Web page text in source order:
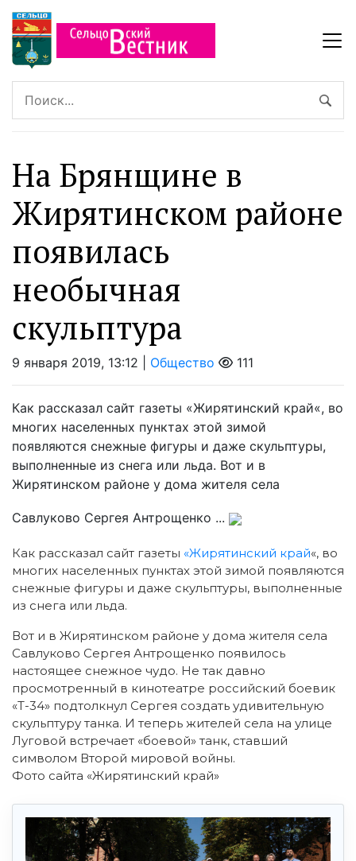
На Брянщине в
Жирятинском районе
появилась
необычная
скульптура
9 января 2019, 13:12 | Общество 111
Как рассказал сайт газеты «Жирятинский край«, во
многих населенных пунктах этой зимой
появляются снежные фигуры и даже скульптуры,
выполненные из снега или льда. Вот и в
Жирятинском районе у дома жителя села
Савлуково Сергея Антрощенко ...
Как рассказал сайт газеты «Жирятинский край«, во
многих населенных пунктах этой зимой появляются
снежные фигуры и даже скульптуры, выполненные
из снега или льда.
Вот и в Жирятинском районе у дома жителя села
Савлуково Сергея Антрощенко появилось
настоящее снежное чудо. Не так давно
просмотренный в кинотеатре российский боевик
«Т-34» подтолкнул Сергея создать удивительную
скульптуру танка. И теперь жителей села на улице
Луговой встречает «боевой» танк, ставший
символом Второй мировой войны.
Фото сайта «Жирятинский край»